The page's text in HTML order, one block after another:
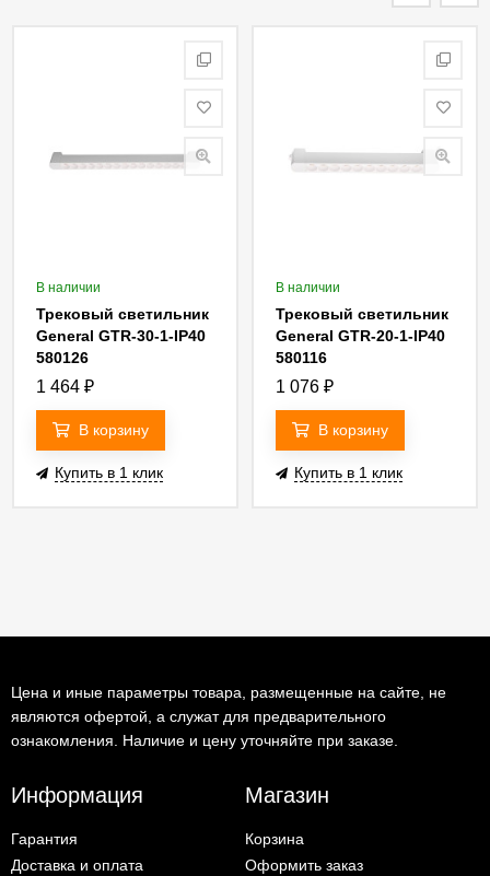
В наличии
Трековый светильник
General GTR-30-1-IP40
580126
1 464 ₽
В корзину
Купить в 1 клик
В наличии
Трековый светильник
General GTR-20-1-IP40
580116
1 076 ₽
В корзину
Купить в 1 клик
Цена и иные параметры товара, размещенные на сайте, не
являются офертой, а служат для предварительного
ознакомления. Наличие и цену уточняйте при заказе.
Информация
Гарантия
Доставка и оплата
Магазин
Корзина
Оформить заказ